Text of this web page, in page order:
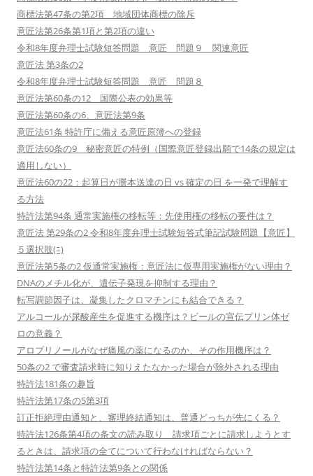
商標法第47条の第2項 地域団体商標の除斥
意匠法第26条第1項と第2項の違い
令和8年度弁理士試験短答問題 意匠 問題９ 関連意匠
意匠法 第3条の2
令和8年度弁理士試験短答問題 意匠 問題８
意匠法第60条の12 国際公表の効果等
意匠法第60条の6、意匠法第9条
意匠法61条 特許庁に備える意匠原簿への登録
意匠法60条の9 秘密意匠の特例（国際意匠登録出願で14条の規定は
適用しない）
意匠法60の22：起算日が謄本送達の日 vs 確定の日 を一発で理解す
る方法
特許法第94条 通常実施権の移転等：先使用権の移転の要件は？
意匠法 第29条の2 令和8年度弁理士試験短答式筆記試験問題【意匠】
５選択肢(ﾆ)
意匠法第5条の2 仮通常実施権：意匠法に仮専用実施権がない理由？
DNAのメチル化が、遺伝子発現を抑制する理由？
転写調節因子は、凝集したクロマチンにも結合できる？
アルコールが尿酸産生を促進する機序は？ビールの宣伝プリン体ゼ
ロの意義？
アロプリノールがなぜ痛風の薬になるのか、その作用機序は？
50条の2 で審査請求時に知りえたなかった場合が除外される理由
特許法181条の趣旨
特許法第17条の5第3項
訂正拒絶理由通知と、審理終結通知は、普通どっちが先にくる？
特許法126条第4項の条文の読み取り 請求項ごとに請求しようとす
るときは、請求項の全てについて行わなければならない？
特許法第14条と特許法第9条との関係